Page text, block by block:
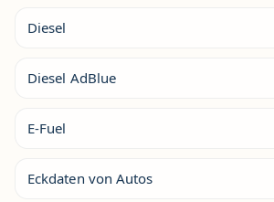
Diesel
Diesel AdBlue
E-Fuel
Eckdaten von Autos